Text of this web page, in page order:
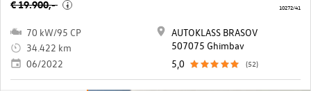
€ 19.900,- i
70 kW/95 CP
34.422 km
06/2022
AUTOKLASS BRASOV
507075 Ghimbav
5,0
(52)
10272/41